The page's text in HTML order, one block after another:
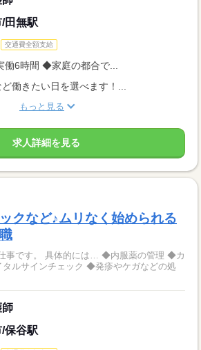
田無駅
交通費全額支給
6時間 ◆家庭の都合で...
働きたい日を選べます！...
もっと見る
求人詳細を見る
クなど♪ムリなく始められる
内服薬の管理 ◆カ
ルサインチェック ◆発疹やケガなどの処
師
保谷駅